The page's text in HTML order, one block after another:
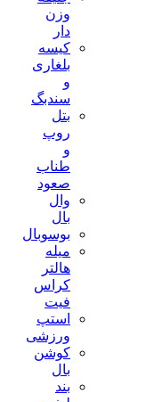
کیسه
بلغاری
سندبگ
بتل
وال
بوسوبال
میله
کراس
استپ
ورزشی
کوشن